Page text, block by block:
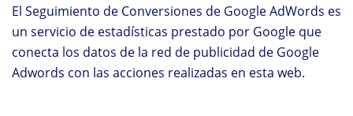
El Seguimiento de Conversiones de Google AdWords es
un servicio de estadísticas prestado por Google que
conecta los datos de la red de publicidad de Google
Adwords con las acciones realizadas en esta web.